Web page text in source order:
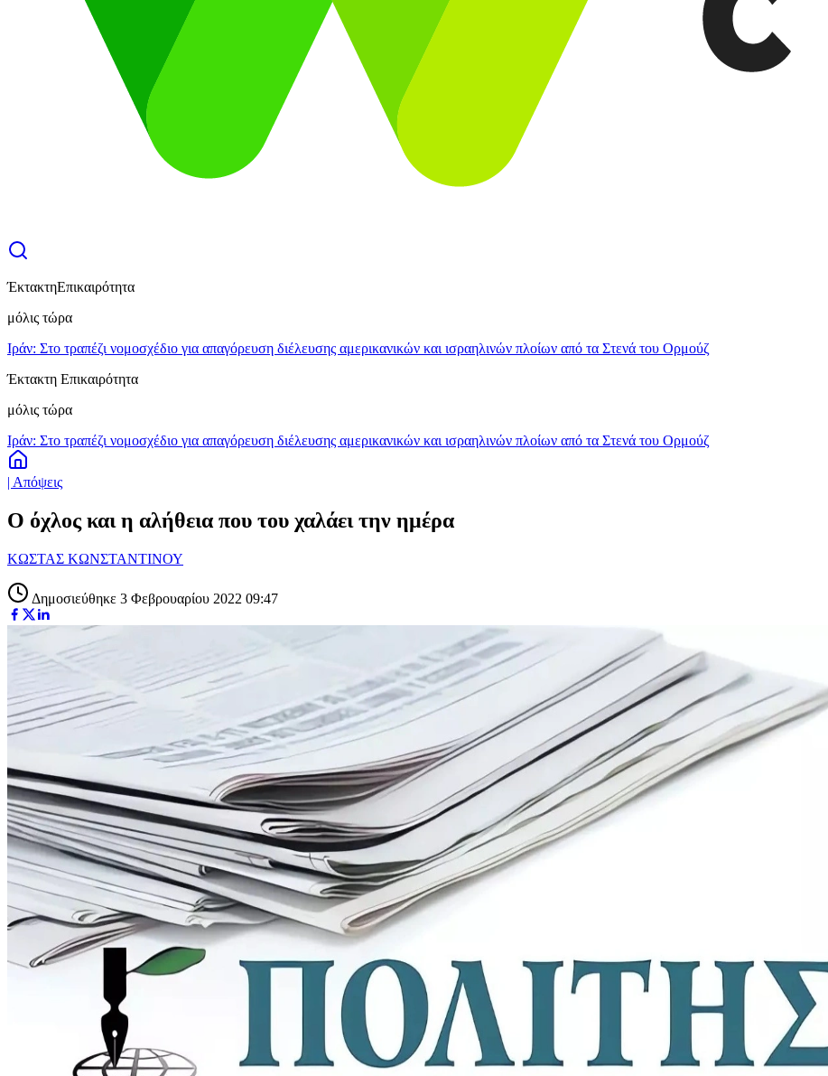
ΈκτακτηΕπικαιρότητα
μόλις τώρα
Ιράν: Στο τραπέζι νομοσχέδιο για απαγόρευση διέλευσης αμερικανικών και ισραηλινών πλοίων από τα Στενά του Ορμούζ
Έκτακτη Επικαιρότητα
μόλις τώρα
Ιράν: Στο τραπέζι νομοσχέδιο για απαγόρευση διέλευσης αμερικανικών και ισραηλινών πλοίων από τα Στενά του Ορμούζ
| Απόψεις
Ο όχλος και η αλήθεια που του χαλάει την ημέρα
ΚΩΣΤΑΣ ΚΩΝΣΤΑΝΤΙΝΟΥ
Δημοσιεύθηκε 3 Φεβρουαρίου 2022 09:47